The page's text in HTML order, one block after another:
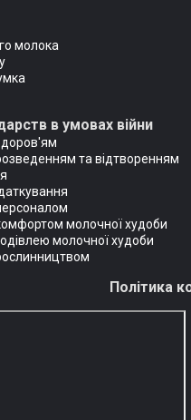
молока
в умовах війни
та відтворенням
молочної худоби
молочної худоби
Політика